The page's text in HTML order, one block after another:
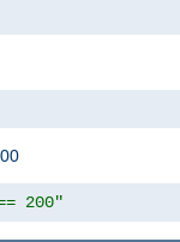
== 200"